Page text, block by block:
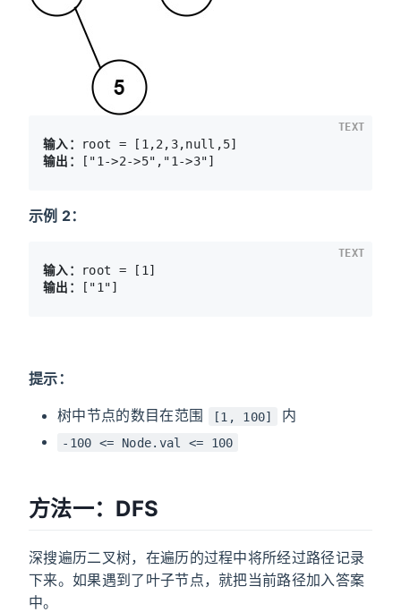
输入：
输出：
TEXT
示例 2：
输入：
输出：
TEXT
提示：
树中节点的数目在范围 [1, 100] 内
-100 <= Node.val <= 100
方法一：DFS
深搜遍历二叉树，在遍历的过程中将所经过路径记录
下来。如果遇到了叶子节点，就把当前路径加入答案
中。